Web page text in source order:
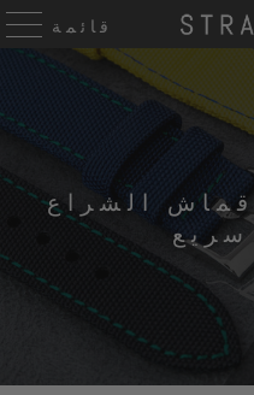
قائمة
الشراع
سريع